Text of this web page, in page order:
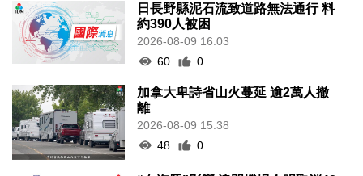
日長野縣泥石流致道路無法通行 料
約390人被困
2026-08-09 16:03
60
0
加拿大卑詩省山火蔓延 逾2萬人撤
離
2026-08-09 15:38
48
0